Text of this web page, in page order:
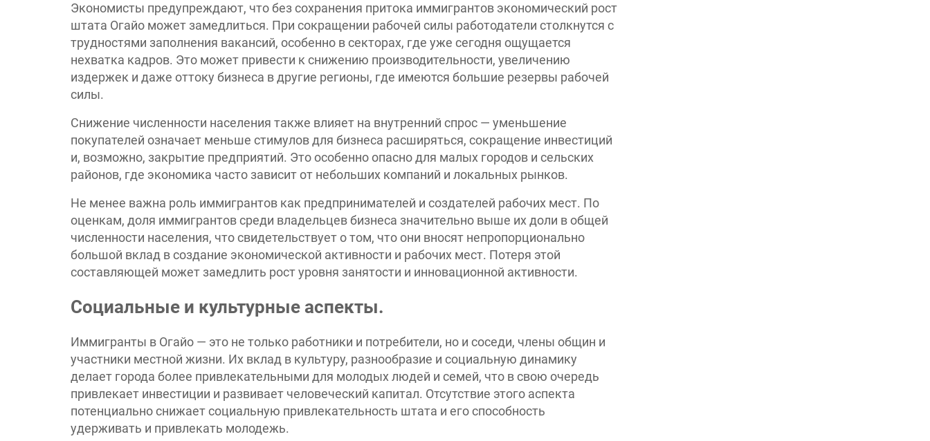
Экономисты предупреждают, что без сохранения притока иммигрантов экономический рост
штата Огайо может замедлиться. При сокращении рабочей силы работодатели столкнутся с
трудностями заполнения вакансий, особенно в секторах, где уже сегодня ощущается
нехватка кадров. Это может привести к снижению производительности, увеличению
издержек и даже оттоку бизнеса в другие регионы, где имеются большие резервы рабочей
силы.
Снижение численности населения также влияет на внутренний спрос — уменьшение
покупателей означает меньше стимулов для бизнеса расширяться, сокращение инвестиций
и, возможно, закрытие предприятий. Это особенно опасно для малых городов и сельских
районов, где экономика часто зависит от небольших компаний и локальных рынков.
Не менее важна роль иммигрантов как предпринимателей и создателей рабочих мест. По
оценкам, доля иммигрантов среди владельцев бизнеса значительно выше их доли в общей
численности населения, что свидетельствует о том, что они вносят непропорционально
большой вклад в создание экономической активности и рабочих мест. Потеря этой
составляющей может замедлить рост уровня занятости и инновационной активности.
Социальные и культурные аспекты.
Иммигранты в Огайо — это не только работники и потребители, но и соседи, члены общин и
участники местной жизни. Их вклад в культуру, разнообразие и социальную динамику
делает города более привлекательными для молодых людей и семей, что в свою очередь
привлекает инвестиции и развивает человеческий капитал. Отсутствие этого аспекта
потенциально снижает социальную привлекательность штата и его способность
удерживать и привлекать молодежь.